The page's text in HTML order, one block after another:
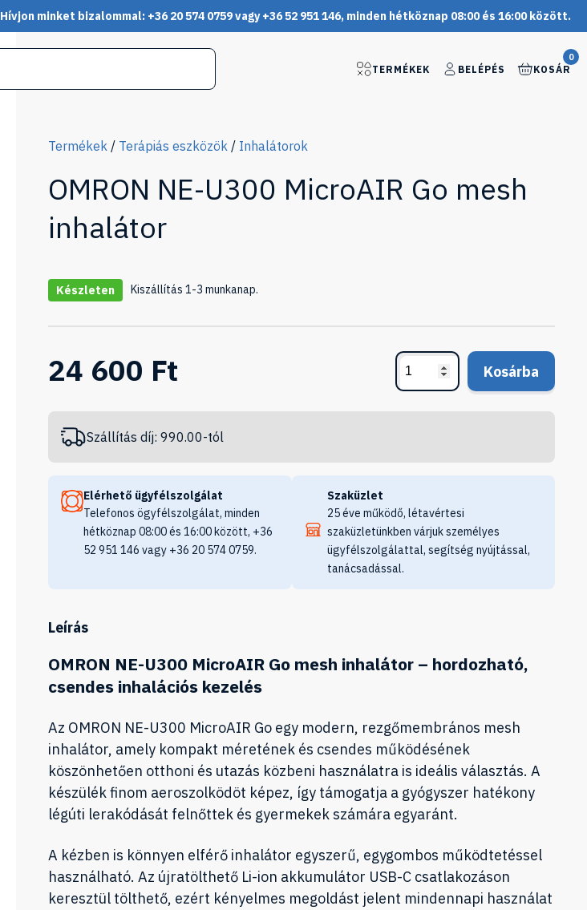
Hívjon minket bizalommal: +36 20 574 0759 vagy +36 52 951 146, minden hétköznap 08:00 és 16:00 között.
TERMÉKEK BELÉPÉS
0
KOSÁR
Termékek / Terápiás eszközök / Inhalátorok
OMRON NE-U300 MicroAIR Go mesh
inhalátor
Készleten Kiszállítás 1-3 munkanap.
24 600 Ft Kosárba
Szállítás díj: 990.00-tól
Elérhető ügyfélszolgálat
Telefonos ögyfélszolgálat, minden
hétköznap 08:00 és 16:00 között, +36
52 951 146 vagy +36 20 574 0759.
Szaküzlet
25 éve működő, létavértesi
szaküzletünkben várjuk személyes
ügyfélszolgálattal, segítség nyújtással,
tanácsadással.
Leírás
OMRON NE-U300 MicroAIR Go mesh inhalátor – hordozható,
csendes inhalációs kezelés
Az OMRON NE-U300 MicroAIR Go egy modern, rezgőmembrános mesh
inhalátor, amely kompakt méretének és csendes működésének
köszönhetően otthoni és utazás közbeni használatra is ideális választás. A
készülék finom aeroszolködöt képez, így támogatja a gyógyszer hatékony
légúti lerakódását felnőttek és gyermekek számára egyaránt.
A kézben is könnyen elférő inhalátor egyszerű, egygombos működtetéssel
használható. Az újratölthető Li-ion akkumulátor USB-C csatlakozáson
keresztül tölthető, ezért kényelmes megoldást jelent mindennapi használat